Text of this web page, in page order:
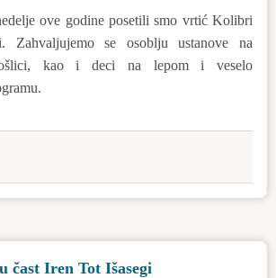
ove godine posetili smo vrtić Kolibri
Zahvaljujemo se osoblju ustanove na
kao i deci na lepom i veselo
čast Iren Tot Išasegi